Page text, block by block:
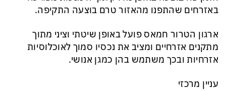
באזרחים שהתפנו מהאזור טרם בוצעה התקיפה.
ארגון הטרור חמאס פועל באופן שיטתי וציני מתוך
מתקנים אזרחיים ומציב את נכסיו סמוך לאוכלוסיות
אזרחיות ובכך משתמש בהן כמגן אנושי.
עניין מרכזי